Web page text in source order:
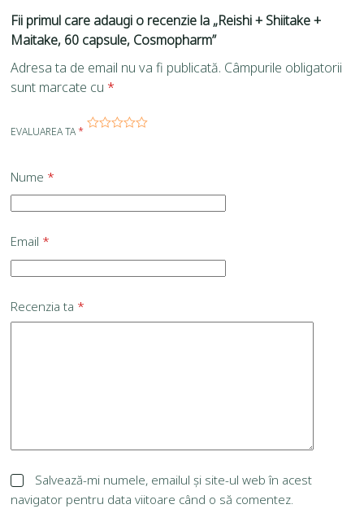
Fii primul care adaugi o recenzie la „Reishi + Shiitake +
Maitake, 60 capsule, Cosmopharm”
Adresa ta de email nu va fi publicată. Câmpurile obligatorii
sunt marcate cu *
EVALUAREA TA*
Nume *
Email *
Recenzia ta *
Salvează-mi numele, emailul și site-ul web în acest
navigator pentru data viitoare când o să comentez.